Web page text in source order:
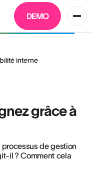
DEMO
interne
grâce à
de gestion
il ? Comment cela